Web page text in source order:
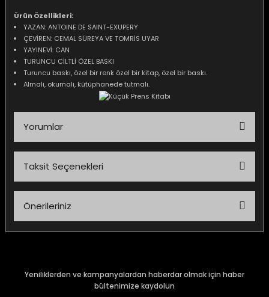
Ürün Özellikleri:
YAZAN: ANTOINE DE SAINT-EXUPERY
ÇEVİREN: CEMAL SÜREYA VE TOMRİS UYAR
YAYINEVİ: CAN
TURUNCU CİLTLİ ÖZEL BASKI
Turuncu baskı, özel bir renk özel bir kitap, özel bir baskı.
Almalı, okumalı, kütüphanede tutmalı.
Yorumlar
Taksit Seçenekleri
Önerileriniz
Bu ürünün fiyat bilgisi, resim, ürün açıklamalarında ve diğer
Görüş ve önerileriniz için teşekkür ederiz.
Yeniliklerden ve kampanyalardan haberdar olmak için haber
bültenimize kaydolun